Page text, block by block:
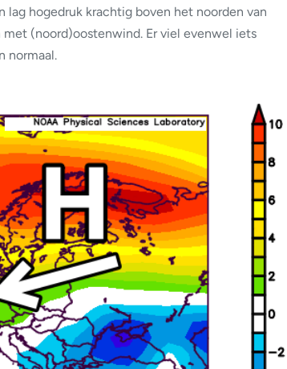
lag hogedruk krachtig boven het noorden van
(noord)oostenwind. Er viel evenwel iets
normaal.